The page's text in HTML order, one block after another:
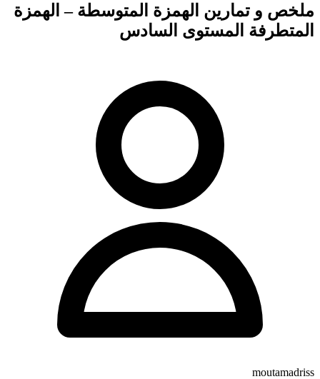
ملخص و تمارين الهمزة المتوسطة – الهمزة
المتطرفة المستوى السادس
moutamadriss